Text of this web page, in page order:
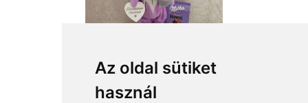
Az oldal sütiket
használ
Édesanyámnak szeretettel
18 880 Ft-tól